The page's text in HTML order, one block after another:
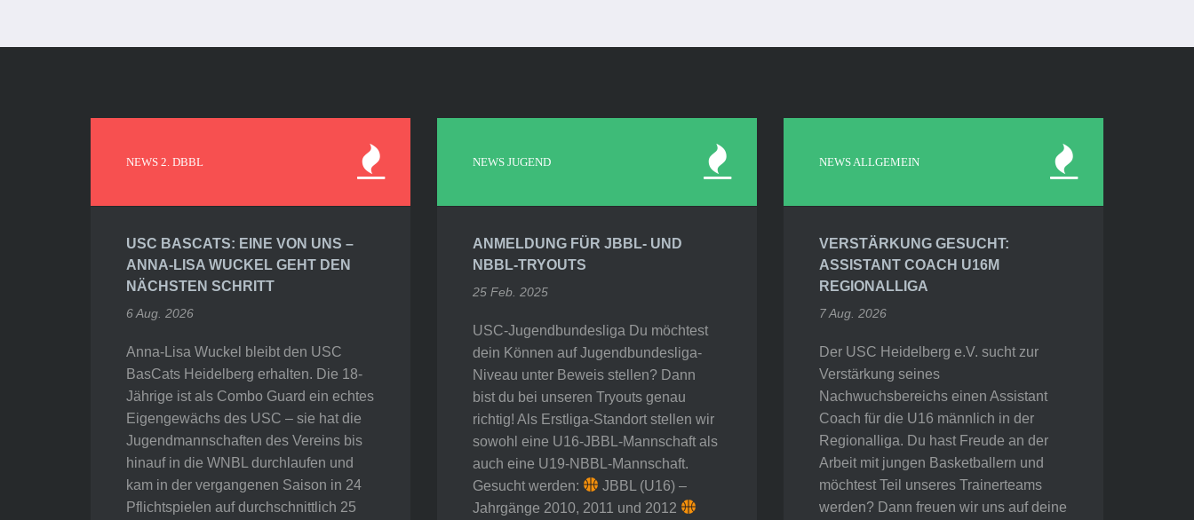
NEWS 2. DBBL
USC BASCATS: EINE VON UNS –
ANNA-LISA WUCKEL GEHT DEN
NÄCHSTEN SCHRITT
6 Aug. 2026
Anna-Lisa Wuckel bleibt den USC
BasCats Heidelberg erhalten. Die 18-
Jährige ist als Combo Guard ein echtes
Eigengewächs des USC – sie hat die
Jugendmannschaften des Vereins bis
hinauf in die WNBL durchlaufen und
kam in der vergangenen Saison in 24
Pflichtspielen auf durchschnittlich 25
NEWS JUGEND
ANMELDUNG FÜR JBBL- UND
NBBL-TRYOUTS
25 Feb. 2025
USC-Jugendbundesliga Du möchtest
dein Können auf Jugendbundesliga-
Niveau unter Beweis stellen? Dann
bist du bei unseren Tryouts genau
richtig! Als Erstliga-Standort stellen wir
sowohl eine U16-JBBL-Mannschaft als
auch eine U19-NBBL-Mannschaft.
Gesucht werden:
JBBL (U16) –
Jahrgänge 2010, 2011 und 2012
NEWS ALLGEMEIN
VERSTÄRKUNG GESUCHT:
ASSISTANT COACH U16M
REGIONALLIGA
7 Aug. 2026
Der USC Heidelberg e.V. sucht zur
Verstärkung seines
Nachwuchsbereichs einen Assistant
Coach für die U16 männlich in der
Regionalliga. Du hast Freude an der
Arbeit mit jungen Basketballern und
möchtest Teil unseres Trainerteams
werden? Dann freuen wir uns auf deine